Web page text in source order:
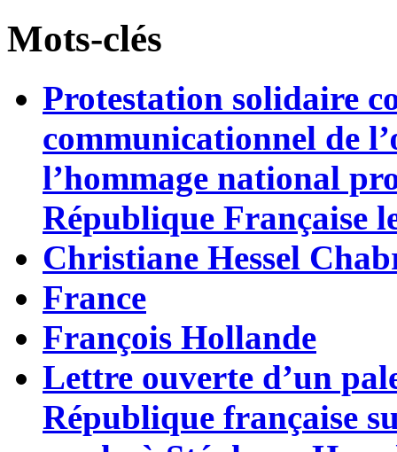
Mots-clés
Protestation solidaire
communicationnel de
l’hommage national
République Française
Christiane Hessel
France
François Hollande
Lettre ouverte d’un
République française